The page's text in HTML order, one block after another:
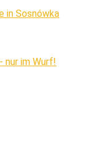
in Sosnówka
nur im Wurf!